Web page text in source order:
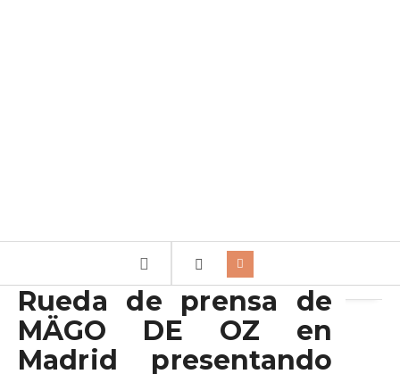
Rueda de prensa de
MÄGO DE OZ en
Madrid presentando